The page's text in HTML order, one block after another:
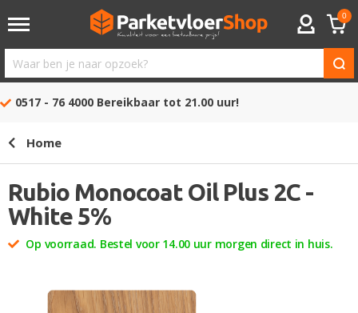
ACCOUNT
0
Waar
ben
opzoek?
0517 - 76 4000 Bereikbaar tot 21.00 uur!
Home
Rubio Monocoat Oil Plus 2C -
White 5%
Op voorraad. Bestel voor 14.00 uur morgen direct in huis.